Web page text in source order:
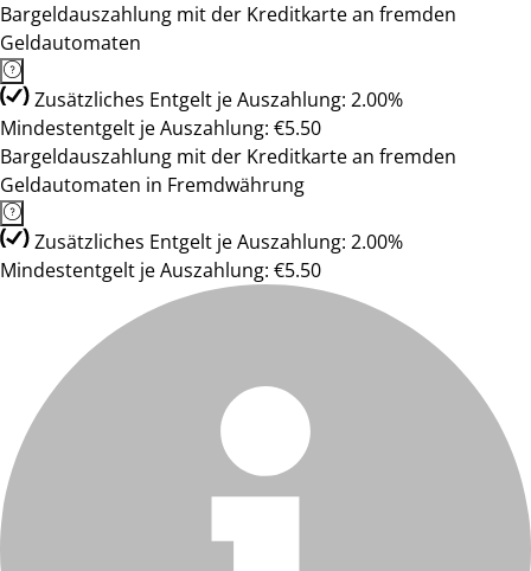
Bargeldauszahlung mit der Kreditkarte an fremden
Geldautomaten
Zusätzliches Entgelt je Auszahlung: 2.00%
Mindestentgelt je Auszahlung: €5.50
Bargeldauszahlung mit der Kreditkarte an fremden
Geldautomaten in Fremdwährung
Zusätzliches Entgelt je Auszahlung: 2.00%
Mindestentgelt je Auszahlung: €5.50